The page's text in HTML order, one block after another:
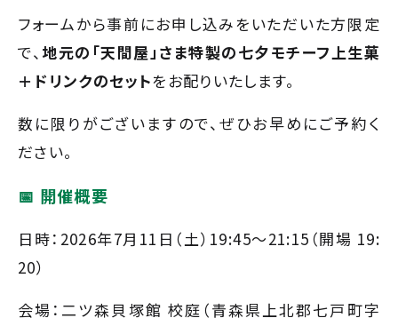
フォームから事前にお申し込みをいただいた方限定
で、 地元の「天間屋」さま特製の七夕モチーフ上生菓
＋ドリンクのセットをお配りいたします。
数に限りがございますので、ぜひお早めにご予約く
ださい。
📅 開催概要
日時：2026年7月11日（土）19:45〜21:15（開場 19:
20）
会場：二ツ森貝塚館 校庭（青森県上北郡七戸町字